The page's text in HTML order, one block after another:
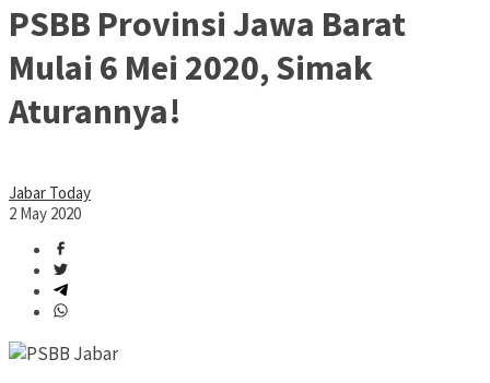
PSBB Provinsi Jawa Barat
Mulai 6 Mei 2020, Simak
Aturannya!
Jabar Today
2 May 2020